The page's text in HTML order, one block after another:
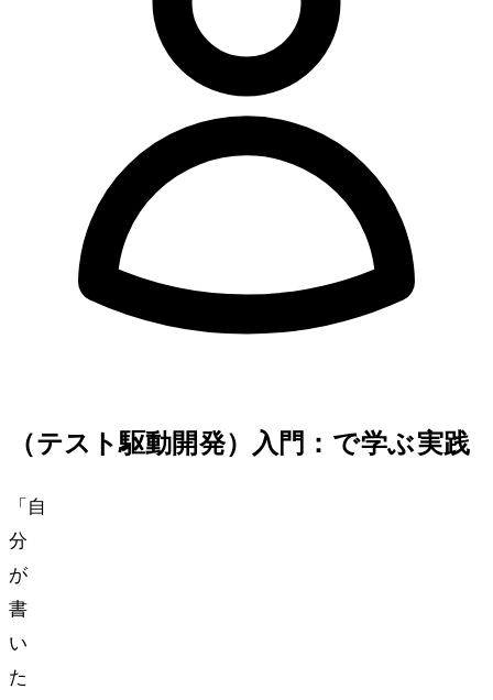
TDD（テスト駆動開発）入門：Pythonで学ぶRed/Green/Refactor実践
「自
分
が
書
い
た